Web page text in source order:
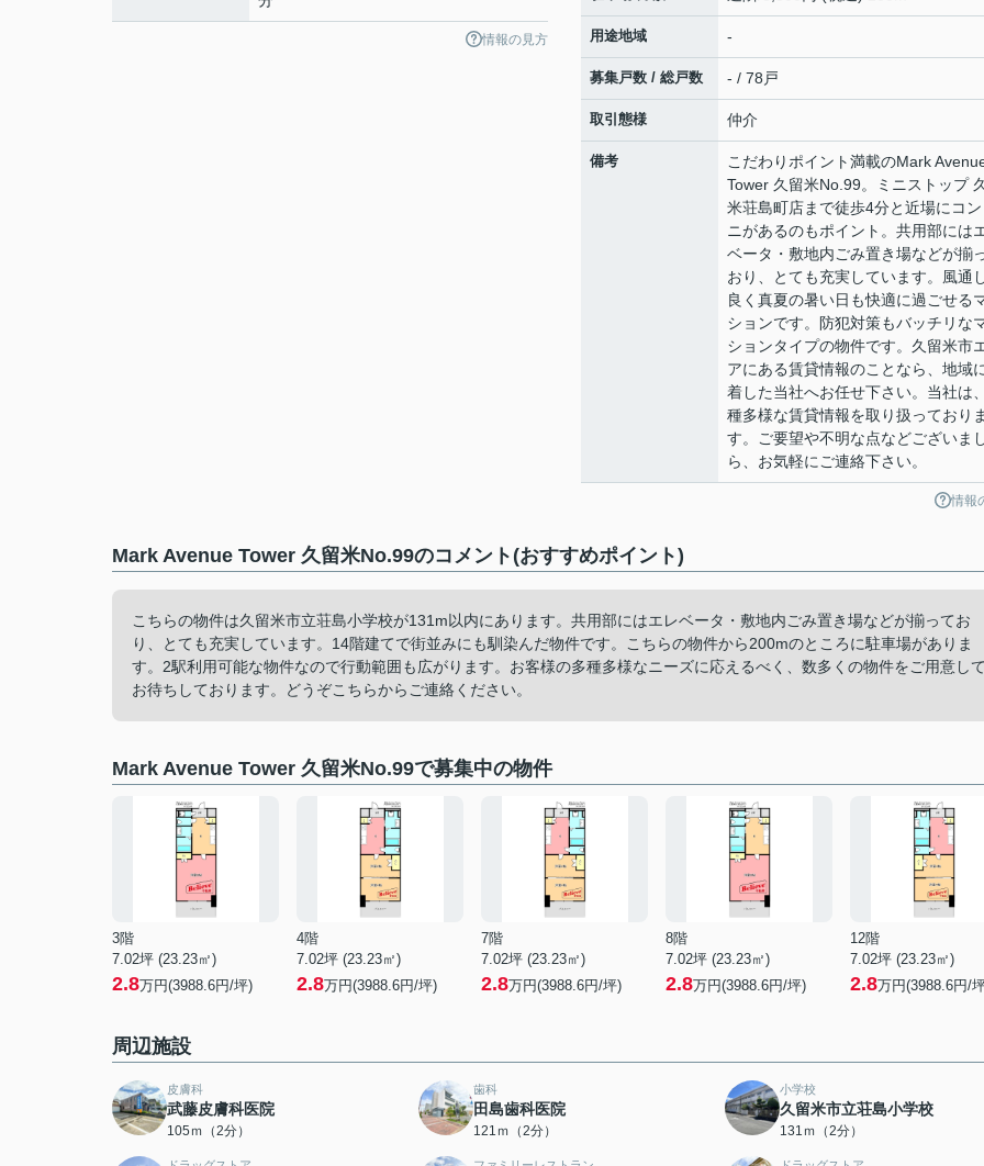
情報の見方 用途地域 -
募集戸数 / 総戸数 - / 78戸
取引態様 仲介
備考
こだわりポイント満載のMark
Tower 久留米No.99。ミニストップ
米荘島町店まで徒歩4分と近場にコ
ニがあるのもポイント。共用部には
ベータ・敷地内ごみ置き場などが揃
おり、とても充実しています。風通
良く真夏の暑い日も快適に過ごせる
ションです。防犯対策もバッチリな
ションタイプの物件です。久留米市
アにある賃貸情報のことなら、地域
着した当社へお任せ下さい。当社は
種多様な賃貸情報を取り扱っており
す。ご要望や不明な点などございま
ら、お気軽にご連絡下さい。
情報
Mark Avenue Tower 久留米No.99のコメント(おすすめポイント)
こちらの物件は久留米市立荘島小学校が131m以内にあります。共用部にはエレベータ・敷地内ごみ置き場などが揃ってお
り、とても充実しています。14階建てで街並みにも馴染んだ物件です。こちらの物件から200mのところに駐車場がありま
す。2駅利用可能な物件なので行動範囲も広がります。お客様の多種多様なニーズに応えるべく、数多くの物件をご用意し
お待ちしております。どうぞこちらからご連絡ください。
Mark Avenue Tower 久留米No.99で募集中の物件
3階
7.02坪 (23.23㎡)
2.8万円(3988.6円/坪)
4階
7.02坪 (23.23㎡)
2.8万円(3988.6円/坪)
7階
7.02坪 (23.23㎡)
2.8万円(3988.6円/坪)
8階
7.02坪 (23.23㎡)
2.8万円(3988.6円/坪)
12階
7.02坪 (23.23㎡)
2.8万円(3988.6円/
周辺施設
皮膚科
武藤皮膚科医院
105ｍ（2分）
歯科
田島歯科医院
121ｍ（2分）
小学校
久留米市立荘島小学校
131ｍ（2分）